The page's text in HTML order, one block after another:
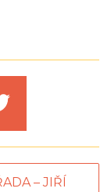
– JIŘÍ